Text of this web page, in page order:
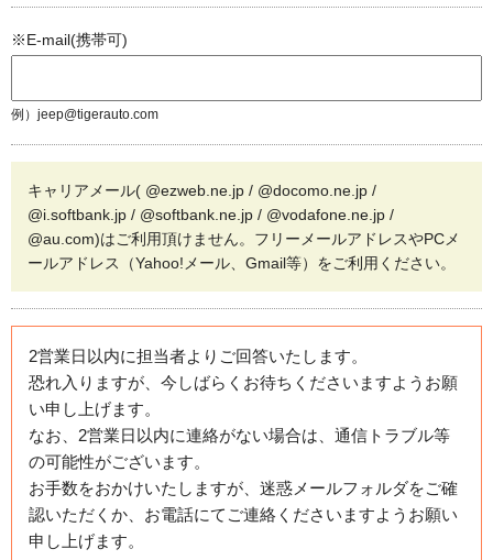
※E-mail(携帯可)
例）jeep@tigerauto.com
キャリアメール( @ezweb.ne.jp / @docomo.ne.jp /
@i.softbank.jp / @softbank.ne.jp / @vodafone.ne.jp /
@au.com)はご利用頂けません。フリーメールアドレスやPCメ
ールアドレス（Yahoo!メール、Gmail等）をご利用ください。
2営業日以内に担当者よりご回答いたします。
恐れ入りますが、今しばらくお待ちくださいますようお願
い申し上げます。
なお、2営業日以内に連絡がない場合は、通信トラブル等
の可能性がございます。
お手数をおかけいたしますが、迷惑メールフォルダをご確
認いただくか、お電話にてご連絡くださいますようお願い
申し上げます。